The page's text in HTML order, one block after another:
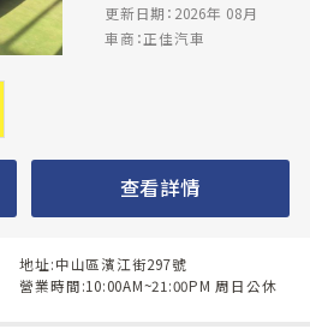
更新日期：2026年 08月
車商：正佳汽車
查看詳情
地址:中山區濱江街297號
營業時間:10:00AM~21:00PM 周日公休